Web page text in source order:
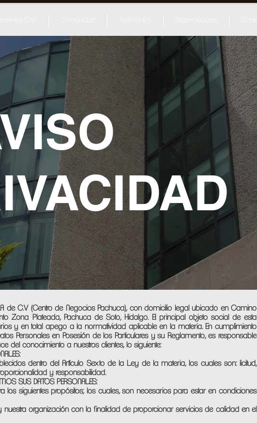
de C.V (Centro de Negocios Pachuca), con domicilio legal ubicado en Camino
Zona Plateada, Pachuca de Soto, Hidalgo. El principal objeto social de esta
y en total apego a la normatividad aplicable en la materia. En cumplimiento
Personales en Posesión de los Particulares y su Reglamento, es responsable
del conocimiento a nuestros clientes, lo siguiente:
dentro del Artículo Sexto de la Ley de la materia, los cuales son: licitud,
y responsabilidad.
SUS DATOS PERSONALES:
siguientes propósitos; los cuales, son necesarios para estar en condiciones
nuestra organización con la finalidad de proporcionar servicios de calidad en el